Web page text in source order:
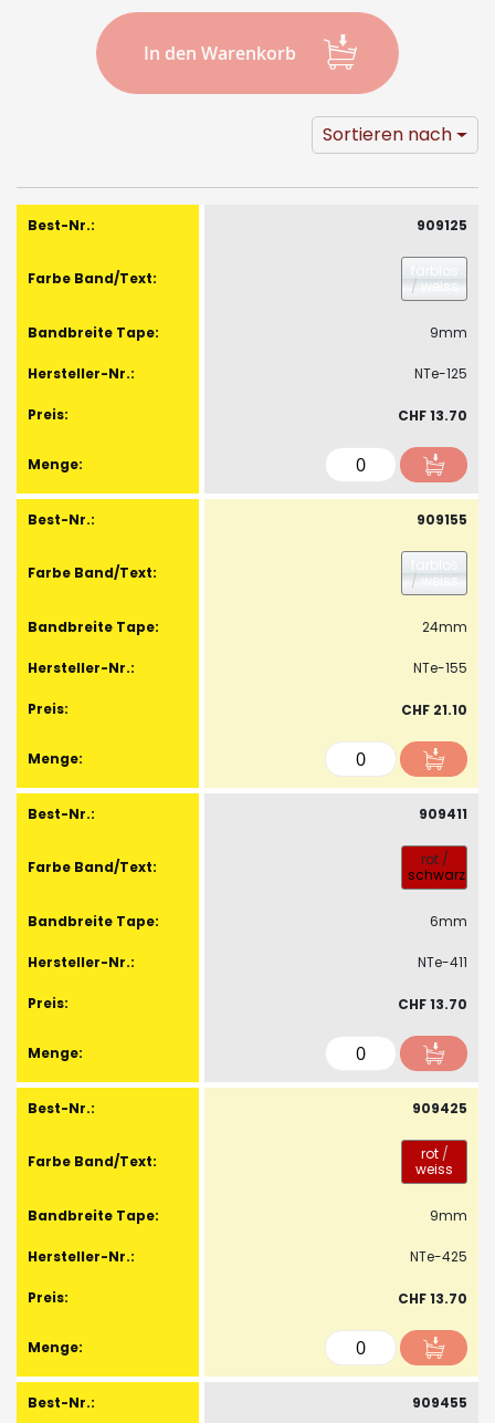
In den Warenkorb
Sortieren nach
Gruppiert
Produkte
Artikel
909125
/weiss
9mm
NTe-125
CHF 13.70
909155
/weiss
24mm
NTe-155
CHF 21.10
909411
rot/
schwarz
6mm
NTe-411
CHF 13.70
909425
rot/
weiss
9mm
NTe-425
CHF 13.70
909455